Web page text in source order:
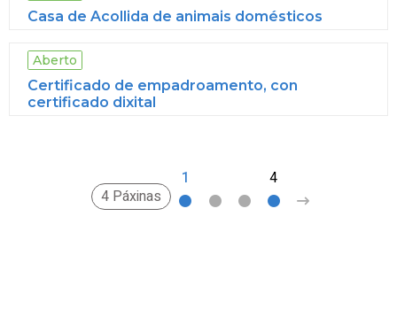
Casa de Acollida de animais domésticos
Aberto
Certificado de empadroamento, con
certificado dixital
4 Páxinas
1 4